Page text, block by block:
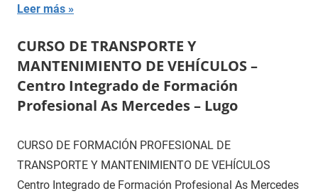
Leer más
CURSO DE TRANSPORTE Y
MANTENIMIENTO DE VEHÍCULOS –
Centro Integrado de Formación
Profesional As Mercedes – Lugo
CURSO DE FORMACIÓN PROFESIONAL DE
TRANSPORTE Y MANTENIMIENTO DE VEHÍCULOS
Centro Integrado de Formación Profesional As Mercedes